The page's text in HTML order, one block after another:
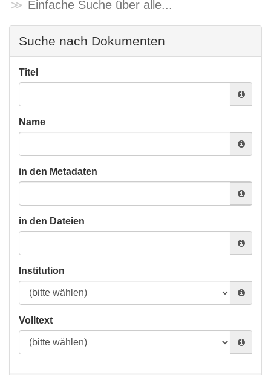
Einfache Suche über alle...
Suche nach Dokumenten
Titel
Name
in den Metadaten
in den Dateien
Institution
Volltext